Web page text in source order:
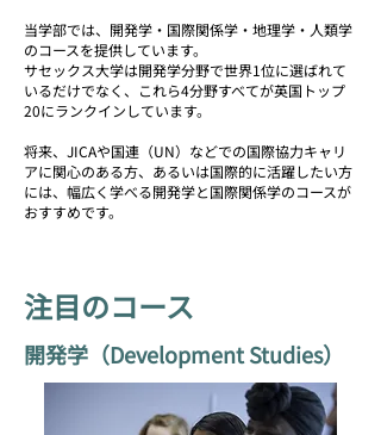
当学部では、開発学・国際関係学・地理学・人類学
のコースを提供しています。
サセックス大学は開発学分野で世界1位に選ばれて
いるだけでなく、これら4分野すべてが英国トップ
20にランクインしています。
将来、JICAや国連（UN）などでの国際協力キャリ
アに関心のある方、あるいは国際的に活躍したい方
には、幅広く学べる開発学と国際関係学のコースが
おすすめです。
注目のコース
開発学（Development Studies）